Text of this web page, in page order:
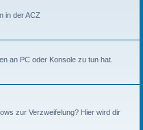
in der ACZ
an PC oder Konsole zu tun hat.
zur Verzweifelung? Hier wird dir